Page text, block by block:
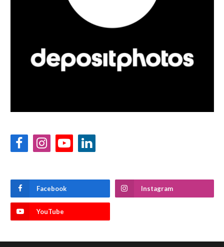
FacebookInstagramYouTubeLinkedIn
Facebook Instagram
YouTube